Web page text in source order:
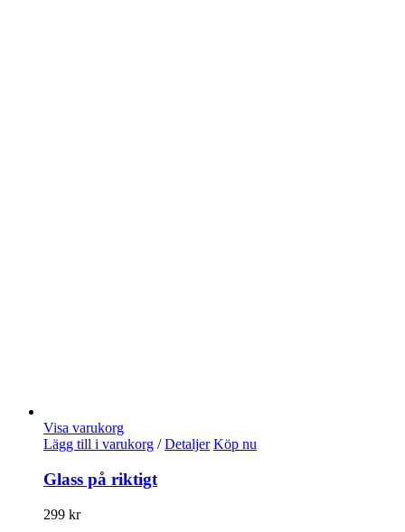
Visa varukorg
Lägg till i varukorg / Detaljer Köp nu
Glass på riktigt
299 kr